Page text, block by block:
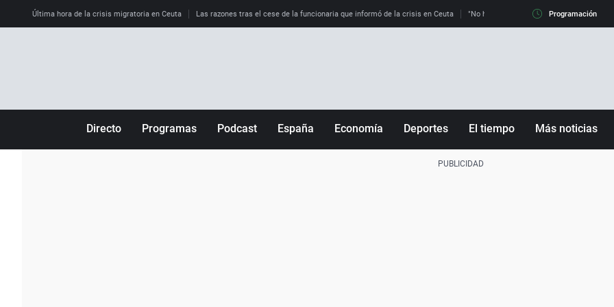
Última hora de la crisis migratoria en Ceuta Las razones tras el cese de la funcionaria que informó de la crisis en Ceuta "No hay mafias, que no nos engañen":
Programación
Directo Programas Podcast España Economía Deportes El tiempo Más noticias